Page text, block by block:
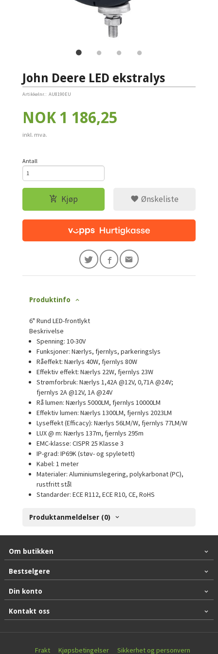
John Deere LED ekstralys
Artikkelnr.: AU8190EU
Pris
NOK 1 186,25
inkl. mva.
Antall
Kjøp Ønskeliste
Produktinfo
6" Rund LED-frontlykt
Beskrivelse
Spenning: 10-30V
Funksjoner: Nærlys, fjernlys, parkeringslys
Råeffekt: Nærlys 40W, fjernlys 80W
Effektiv effekt: Nærlys 22W, fjernlys 23W
Strømforbruk: Nærlys 1,42A @12V, 0,71A @24V;
fjernlys 2A @12V, 1A @24V
Rå lumen: Nærlys 5000LM, fjernlys 10000LM
Effektiv lumen: Nærlys 1300LM, fjernlys 2023LM
Lyseffekt (Efficacy): Nærlys 56LM/W, fjernlys 77LM/W
LUX @ m: Nærlys 137m, fjernlys 295m
EMC-klasse: CISPR 25 Klasse 3
IP-grad: IP69K (støv- og spyletett)
Kabel: 1 meter
Materialer: Aluminiumslegering, polykarbonat (PC),
rustfritt stål
Standarder: ECE R112, ECE R10, CE, RoHS
Produktanmeldelser (0)
Om butikken
Bestselgere
Din konto
Kontakt oss
Frakt Kjøpsbetingelser Sikkerhet og personvern